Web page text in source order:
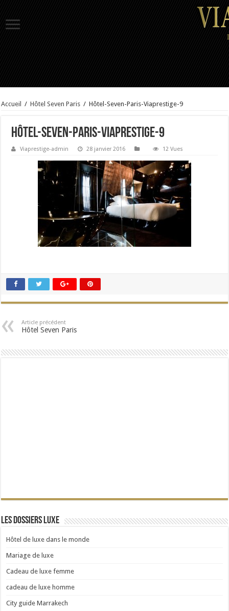
Accueil / Hôtel Seven Paris / Hôtel-Seven-Paris-Viaprestige-9
Hôtel-Seven-Paris-Viaprestige-9
Viaprestige-admin 28 janvier 2016 12 Vues
Article précédent
Hôtel Seven Paris
Les dossiers Luxe
Hôtel de luxe dans le monde
Mariage de luxe
Cadeau de luxe femme
cadeau de luxe homme
City guide Marrakech